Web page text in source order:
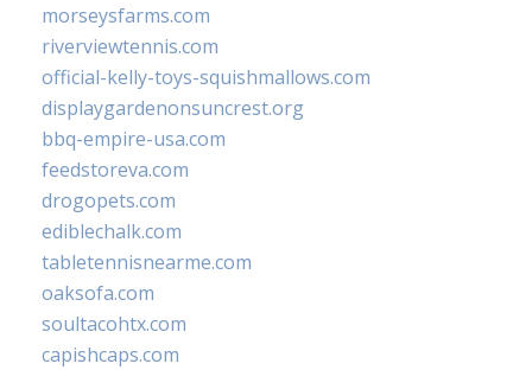
morseysfarms.com
riverviewtennis.com
official-kelly-toys-squishmallows.com
displaygardenonsuncrest.org
bbq-empire-usa.com
feedstoreva.com
drogopets.com
ediblechalk.com
tabletennisnearme.com
oaksofa.com
soultacohtx.com
capishcaps.com